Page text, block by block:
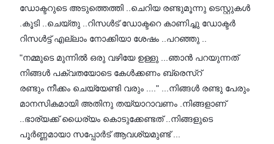
ഡോക്ടറുടെ അടുത്തെത്തി ..ചെറിയ രണ്ടുമൂന്നു ടെസ്റ്റുകൾ
.കൂടി ..ചെയ്തു ..റിസൾട് ഡോക്ടറെ കാണിച്ചു ഡോക്ടർ
റിസൾട്ട് എല്ലാം നോക്കിയാ ശേഷം ..പറഞ്ഞു ..
"നമ്മുടെ മുന്നിൽ ഒരു വഴിയേ ഉള്ളു ...ഞാൻ പറയുന്നത്
നിങ്ങൾ പക്വതയോടെ കേൾക്കണം ബ്രെസ്റ്
രണ്ടും നീക്കം ചെയ്യേണ്ടി വരും ...." ...നിങ്ങൾ രണ്ടു പേരും
മാനസികമായി അതിനു തയ്യാറാവണം .നിങ്ങളാണ്
..ഭാര്യക്ക് ധൈര്യം കൊടുക്കേണ്ടത് ..നിങ്ങളുടെ
പൂർണ്ണമായാ സപ്പോർട് ആവശ്യമുണ്ട് ...